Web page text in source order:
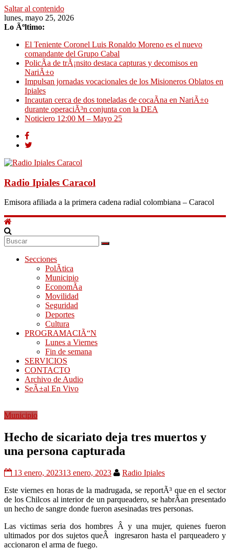
Saltar al contenido
lunes, mayo 25, 2026
Lo Ãºltimo:
El Teniente Coronel Luis Ronaldo Moreno es el nuevo
comandante del Grupo Cabal
PolicÃ­a de trÃ¡nsito destaca capturas y decomisos en
NariÃ±o
Impulsan jornadas vocacionales de los Misioneros Oblatos en
Ipiales
Incautan cerca de dos toneladas de cocaÃ­na en NariÃ±o
durante operaciÃ³n conjunta con la DEA
Noticiero 12:00 M – Mayo 25
Radio Ipiales Caracol
Emisora afiliada a la primera cadena radial colombiana – Caracol
Secciones
PolÃ­tica
Municipio
EconomÃ­a
Movilidad
Seguridad
Deportes
Cultura
PROGRAMACIÃ“N
Lunes a Viernes
Fin de semana
SERVICIOS
CONTACTO
Archivo de Audio
SeÃ±al En Vivo
Municipio
Hecho de sicariato deja tres muertos y
una persona capturada
13 enero, 202313 enero, 2023
Radio Ipiales
Este viernes en horas de la madrugada, se reportÃ³ que en el sector
de los Chilcos al interior de un parqueadero, se habrÃ­an presentado
un hecho de sangre donde fueron asesinadas tres personas.
Las victimas seria dos hombres Â y una mujer, quienes fueron
ultimados por dos sujetos queÂ ingresaron hasta el parqueadero y
accionaron el arma de fuego.